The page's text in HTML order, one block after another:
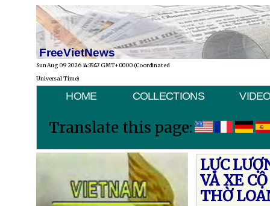
FreeVietNews
Sun Aug 09 2026 14:35:47 GMT+0000 (Coordinated
Universal Time)
HOME COLLECTIONS
Translate this page:
LỰC
VÀ XE
THỜ